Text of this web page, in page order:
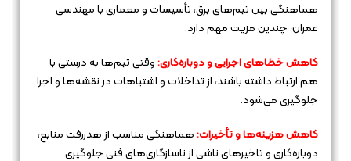
هماهنگی بین تیم‌های برق، تأسیسات و معماری با مهندسی
عمران، چندین مزیت مهم دارد:
کاهش خطاهای اجرایی و دوباره‌کاری:وقتی تیم‌ها به درستی با
هم ارتباط داشته باشند، از تداخلات و اشتباهات در نقشه‌ها و اجرا
جلوگیری می‌شود.
کاهش هزینه‌ها و تأخیرات:هماهنگی مناسب از هدررفت منابع،
دوباره‌کاری و تاخیرهای ناشی از ناسازگاری‌های فنی جلوگیری